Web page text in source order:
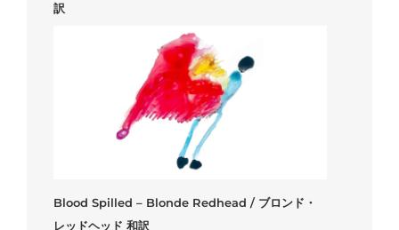
訳
Blood Spilled – Blonde Redhead / ブロンド・
レッドヘッド 和訳